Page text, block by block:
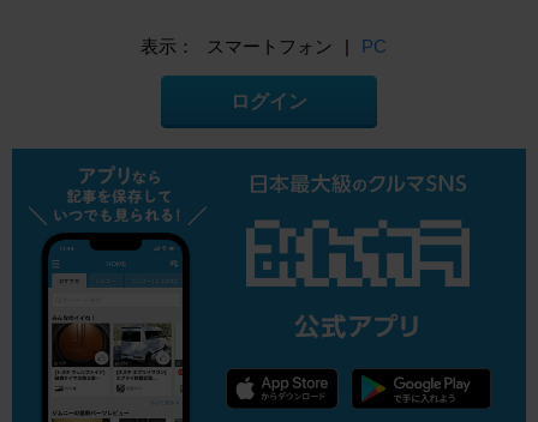
表示： スマートフォン | PC
ログイン